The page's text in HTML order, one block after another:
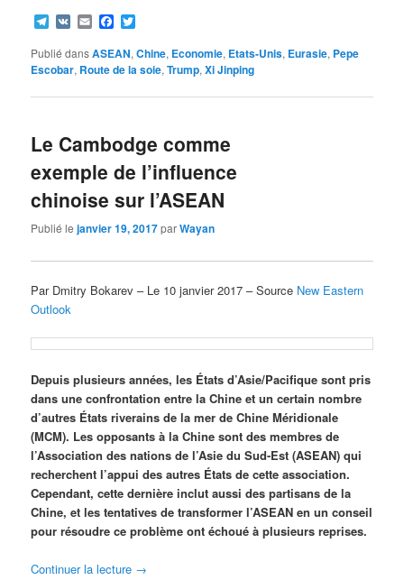
Telegram
VK EmailFacebook
Publié dansASEAN,Chine, Economie, Etats-Unis, Eurasie, Pepe
Escobar, Route de la soie,Trump,Xi Jinping
Le Cambodge comme
exemple de l’influence
chinoise sur l’ASEAN
Publié lejanvier 19, 2017parWayan
Par Dmitry Bokarev – Le 10 janvier 2017 – Source New Eastern
Outlook
Depuis plusieurs années, les États d’Asie/Pacifique sont pris
dans une confrontation entre la Chine et un certain nombre
d’autres États riverains de la mer de Chine Méridionale
(MCM). Les opposants à la Chine sont des membres de
l’Association des nations de l’Asie du Sud-Est (ASEAN) qui
recherchent l’appui des autres États de cette association.
Cependant, cette dernière inclut aussi des partisans de la
Chine, et les tentatives de transformer l’ASEAN en un conseil
pour résoudre ce problème ont échoué à plusieurs reprises.
Continuer la lecture →